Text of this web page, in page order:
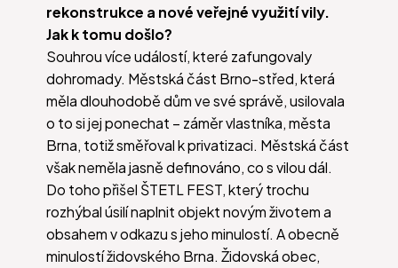
rekonstrukce a nové veřejné využití vily.
Jak k tomu došlo?
Souhrou více událostí, které zafungovaly
dohromady. Městská část Brno-střed, která
měla dlouhodobě dům ve své správě, usilovala
o to si jej ponechat – záměr vlastníka, města
Brna, totiž směřoval k privatizaci. Městská část
však neměla jasně definováno, co s vilou dál.
Do toho přišel ŠTETL FEST, který trochu
rozhýbal úsilí naplnit objekt novým životem a
obsahem v odkazu s jeho minulostí. A obecně
minulostí židovského Brna. Židovská obec,